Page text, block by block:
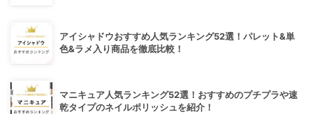
アイシャドウおすすめ人気ランキング52選！パレット&単
色&ラメ入り商品を徹底比較！
マニキュア人気ランキング52選！おすすめのプチプラや速
乾タイプのネイルポリッシュを紹介！